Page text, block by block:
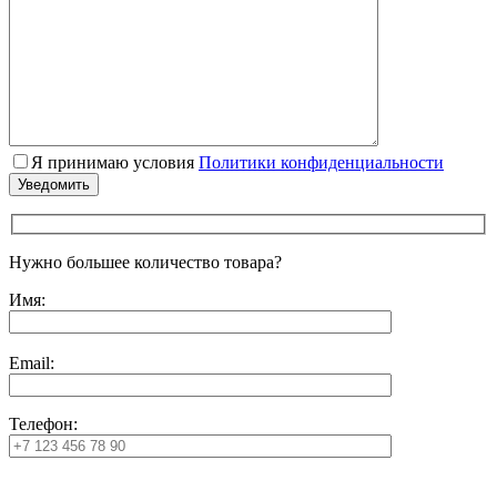
Я принимаю условия Политики конфиденциальности
Нужно большее количество товара?
Имя:
Email:
Телефон: